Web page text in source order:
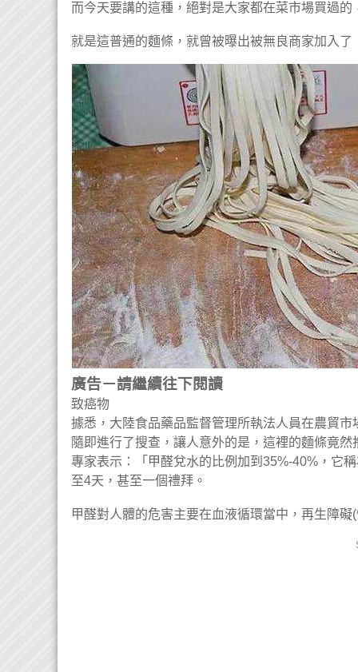
而今天要講的這種，絕對是大家都在菜市場買過
就是這普通的麵條，就曾被曝出被無良商家加入
廣告－請繼續往下閱讀
致癌物
據悉，大陸食品藥品監督管理所執法人員在農貿
隨即進行了搜查，讓人意外的是，這裡的麵條竟然
專家表示：「甲醛兌水的比例加到35%-40%，它
至4天，甚至一個禮拜。
甲醛對人體的危害主要在血液循環當中，再生障